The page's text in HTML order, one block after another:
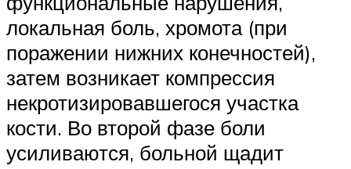
локальная боль, хромота (при
поражении нижних конечностей),
затем возникает компрессия
некротизировавшегося участка
кости. Во второй фазе боли
усиливаются, больной щадит